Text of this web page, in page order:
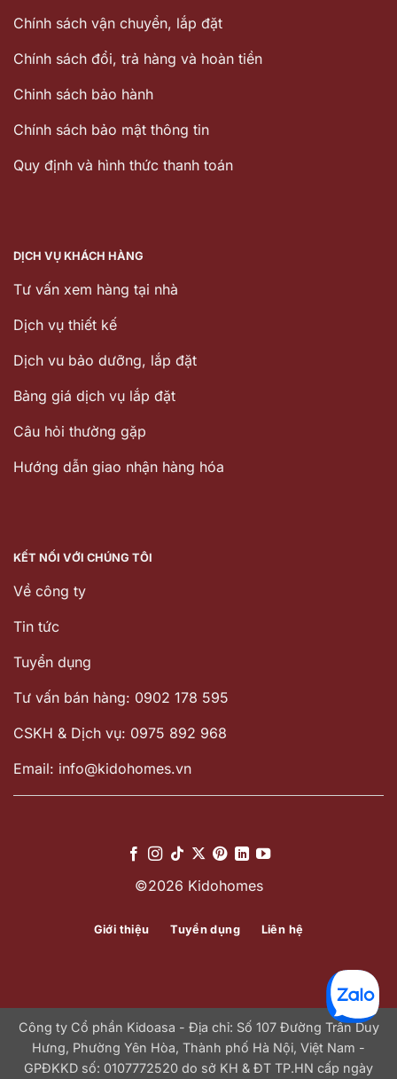
Chính sách vận chuyển, lắp đặt
Chính sách đổi, trả hàng và hoàn tiền
Chinh sách bảo hành
Chính sách bảo mật thông tin
Quy định và hình thức thanh toán
DỊCH VỤ KHÁCH HÀNG
Tư vấn xem hàng tại nhà
Dịch vụ thiết kế
Dịch vu bảo dưỡng, lắp đặt
Bảng giá dịch vụ lắp đặt
Câu hỏi thường gặp
Hướng dẫn giao nhận hàng hóa
KẾT NỐI VỚI CHÚNG TÔI
Về công ty
Tin tức
Tuyển dụng
Tư vấn bán hàng: 0902 178 595
CSKH & Dịch vụ: 0975 892 968
Email: info@kidohomes.vn
©2026 Kidohomes
Giới thiệu Tuyển dụng Liên hệ
Công ty Cổ phần Kidoasa - Địa chỉ: Số 107 Đường Trần Duy
Hưng, Phường Yên Hòa, Thành phố Hà Nội, Việt Nam -
GPĐKKD số: 0107772520 do sở KH & ĐT TP.HN cấp ngày